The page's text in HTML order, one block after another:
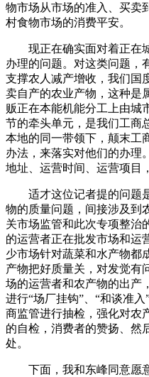
物市场从市场的准入、买卖
村食物市场的消费平安。
现正在确实面对着正在城
办理的问题。对这类问题，
支撑农人减产增收，我们国
卖自产的农业产物，这种是
贩正在本能机能分工上由城
节的牵头单元，是我们工商
本地的同一带领下，颠末工
办法，来落实对他们的办理
地址、运营时间、运营项目
适才这位记者提的问题是
物的质量问题，间接涉及到
关市场监管和此次专项整治
的运营者正在批发市场和运
少市场针对蔬菜和水产物都
产物把好质量关，对发觉有
场的运营者和农产物的出产
进行“场厂挂钩”、“和谈准
商监管进行抽检，强化对农
的自检，消费者的赞扬、然
处。
下面，我和东峰同意愿意